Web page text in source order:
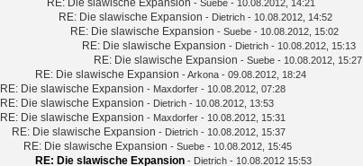
- Suebe - 10.08.2012, 14:21
RE: Die slawische Expansion - Dietrich - 10.08.2012, 14:52
RE: Die slawische Expansion - Suebe - 10.08.2012, 15:02
RE: Die slawische Expansion - Dietrich - 10.08.2012, 15:13
RE: Die slawische Expansion - Suebe - 10.08.2012, 15:27
RE: Die slawische Expansion -Arkona - 09.08.2012, 18:24
RE: Die slawische Expansion - Maxdorfer - 10.08.2012, 07:28
RE: Die slawische Expansion - Dietrich - 10.08.2012, 13:53
RE: Die slawische Expansion - Maxdorfer - 10.08.2012, 15:31
RE: Die slawische Expansion - Dietrich - 10.08.2012, 15:37
RE: Die slawische Expansion - Suebe - 10.08.2012, 15:45
RE: Die slawische Expansion - Dietrich - 10.08.2012 15:53